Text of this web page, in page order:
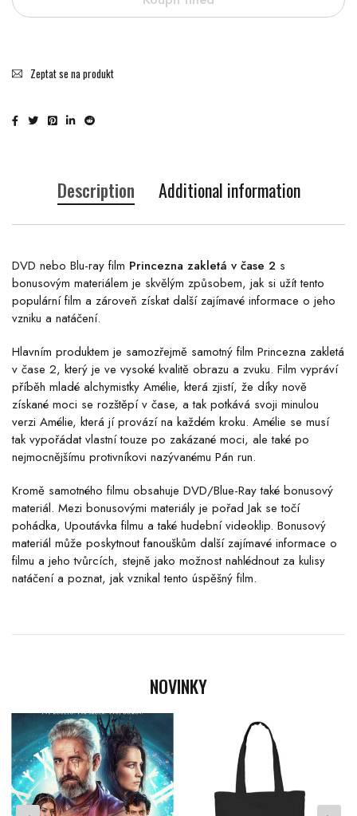
Zeptat se na produkt
Description Additional information
DVD nebo Blu-ray film Princezna zakletá v čase 2 s
bonusovým materiálem je skvělým způsobem, jak si užít tento
populární film a zároveň získat další zajímavé informace o jeho
vzniku a natáčení.
Hlavním produktem je samozřejmě samotný film Princezna zakletá
v čase 2, který je ve vysoké kvalitě obrazu a zvuku. Film vypráví
příběh mladé alchymistky Amélie, která zjistí, že díky nově
získané moci se rozštěpí v čase, a tak potkává svoji minulou
verzi Amélie, která jí provází na každém kroku. Amélie se musí
tak vypořádat vlastní touze po zakázané moci, ale také po
nejmocnějšímu protivníkovi nazývanému Pán run.
Kromě samotného filmu obsahuje DVD/Blue-Ray také bonusový
materiál. Mezi bonusovými materiály je pořad Jak se točí
pohádka, Upoutávka filmu a také hudební videoklip. Bonusový
materiál může poskytnout fanouškům další zajímavé informace o
filmu a jeho tvůrcích, stejně jako možnost nahlédnout za kulisy
natáčení a poznat, jak vznikal tento úspěšný film.
NOVINKY